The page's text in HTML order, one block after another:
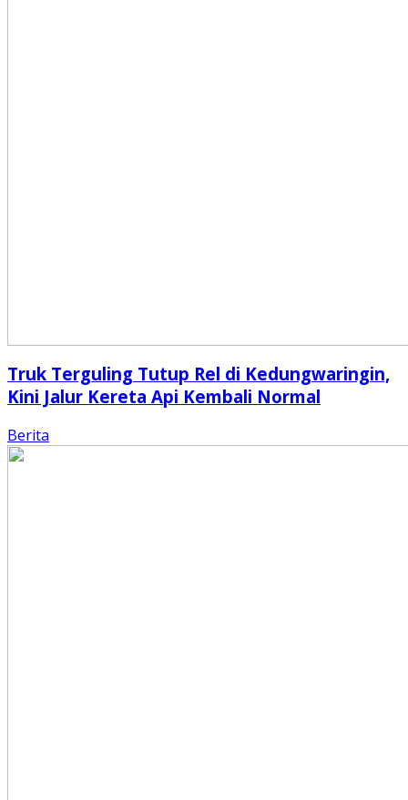
Truk Terguling Tutup Rel di Kedungwaringin,
Kini Jalur Kereta Api Kembali Normal
Berita